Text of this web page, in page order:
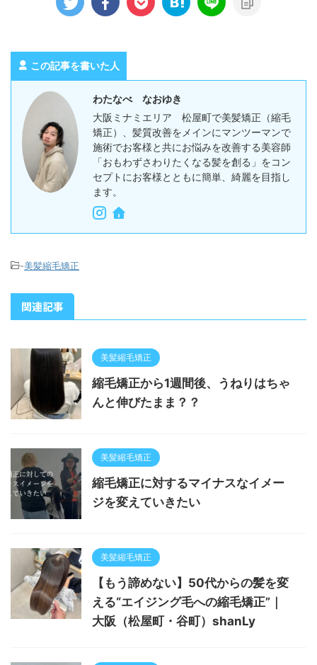
この記事を書いた人
わたなべ なおゆき
大阪ミナミエリア 松屋町で美髪矯正（縮毛
矯正）、髪質改善をメインにマンツーマンで
施術でお客様と共にお悩みを改善する美容師
「おもわずさわりたくなる髪を創る」をコン
セプトにお客様とともに簡単、綺麗を目指し
ます。
-美髪縮毛矯正
関連記事
美髪縮毛矯正
縮毛矯正から1週間後、うねりはちゃ
んと伸びたまま？？
美髪縮毛矯正
縮毛矯正に対するマイナスなイメー
ジを変えていきたい
美髪縮毛矯正
【もう諦めない】50代からの髪を変
える“エイジング毛への縮毛矯正”｜
大阪（松屋町・谷町）shanLy